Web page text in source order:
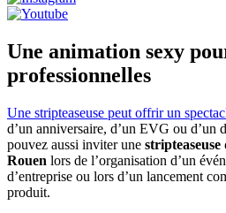
Une animation sexy
professionnelles
Une stripteaseuse peut offrir un
d’un anniversaire, d’un EVG ou d’un
pouvez aussi inviter une stripteaseuse
Rouen lors de l’organisation d’un
d’entreprise ou lors d’un lancement
produit.